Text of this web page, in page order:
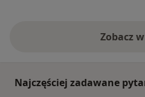
Zobacz
Najczęściej zadawane